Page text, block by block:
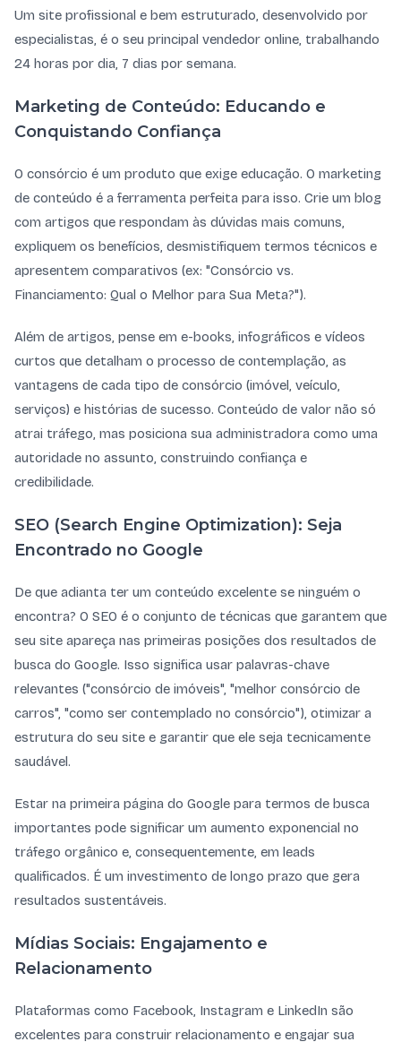
Um site profissional e bem estruturado, desenvolvido por
especialistas, é o seu principal vendedor online, trabalhando
24 horas por dia, 7 dias por semana.
Marketing de Conteúdo: Educando e
Conquistando Confiança
O consórcio é um produto que exige educação. O marketing
de conteúdo é a ferramenta perfeita para isso. Crie um blog
com artigos que respondam às dúvidas mais comuns,
expliquem os benefícios, desmistifiquem termos técnicos e
apresentem comparativos (ex: "Consórcio vs.
Financiamento: Qual o Melhor para Sua Meta?").
Além de artigos, pense em e-books, infográficos e vídeos
curtos que detalham o processo de contemplação, as
vantagens de cada tipo de consórcio (imóvel, veículo,
serviços) e histórias de sucesso. Conteúdo de valor não só
atrai tráfego, mas posiciona sua administradora como uma
autoridade no assunto, construindo confiança e
credibilidade.
SEO (Search Engine Optimization): Seja
Encontrado no Google
De que adianta ter um conteúdo excelente se ninguém o
encontra? O SEO é o conjunto de técnicas que garantem que
seu site apareça nas primeiras posições dos resultados de
busca do Google. Isso significa usar palavras-chave
relevantes ("consórcio de imóveis", "melhor consórcio de
carros", "como ser contemplado no consórcio"), otimizar a
estrutura do seu site e garantir que ele seja tecnicamente
saudável.
Estar na primeira página do Google para termos de busca
importantes pode significar um aumento exponencial no
tráfego orgânico e, consequentemente, em leads
qualificados. É um investimento de longo prazo que gera
resultados sustentáveis.
Mídias Sociais: Engajamento e
Relacionamento
Plataformas como Facebook, Instagram e LinkedIn são
excelentes para construir relacionamento e engajar sua